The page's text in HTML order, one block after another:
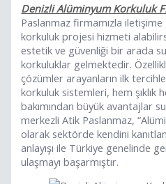
Denizli Alüminyum Korkuluk
Paslanmaz firmamızla
korkuluk projesi hizmeti
estetik ve güvenliği bir arada
korkuluklar gelmektedir.
çözümler arayanların ilk
korkuluk sistemleri, hem şıklık
bakımından büyük avantajlar
merkezli Atik Paslanmaz,
olarak sektörde kendini
anlayışı ile Türkiye genelinde
ulaşmayı başarmıştır.